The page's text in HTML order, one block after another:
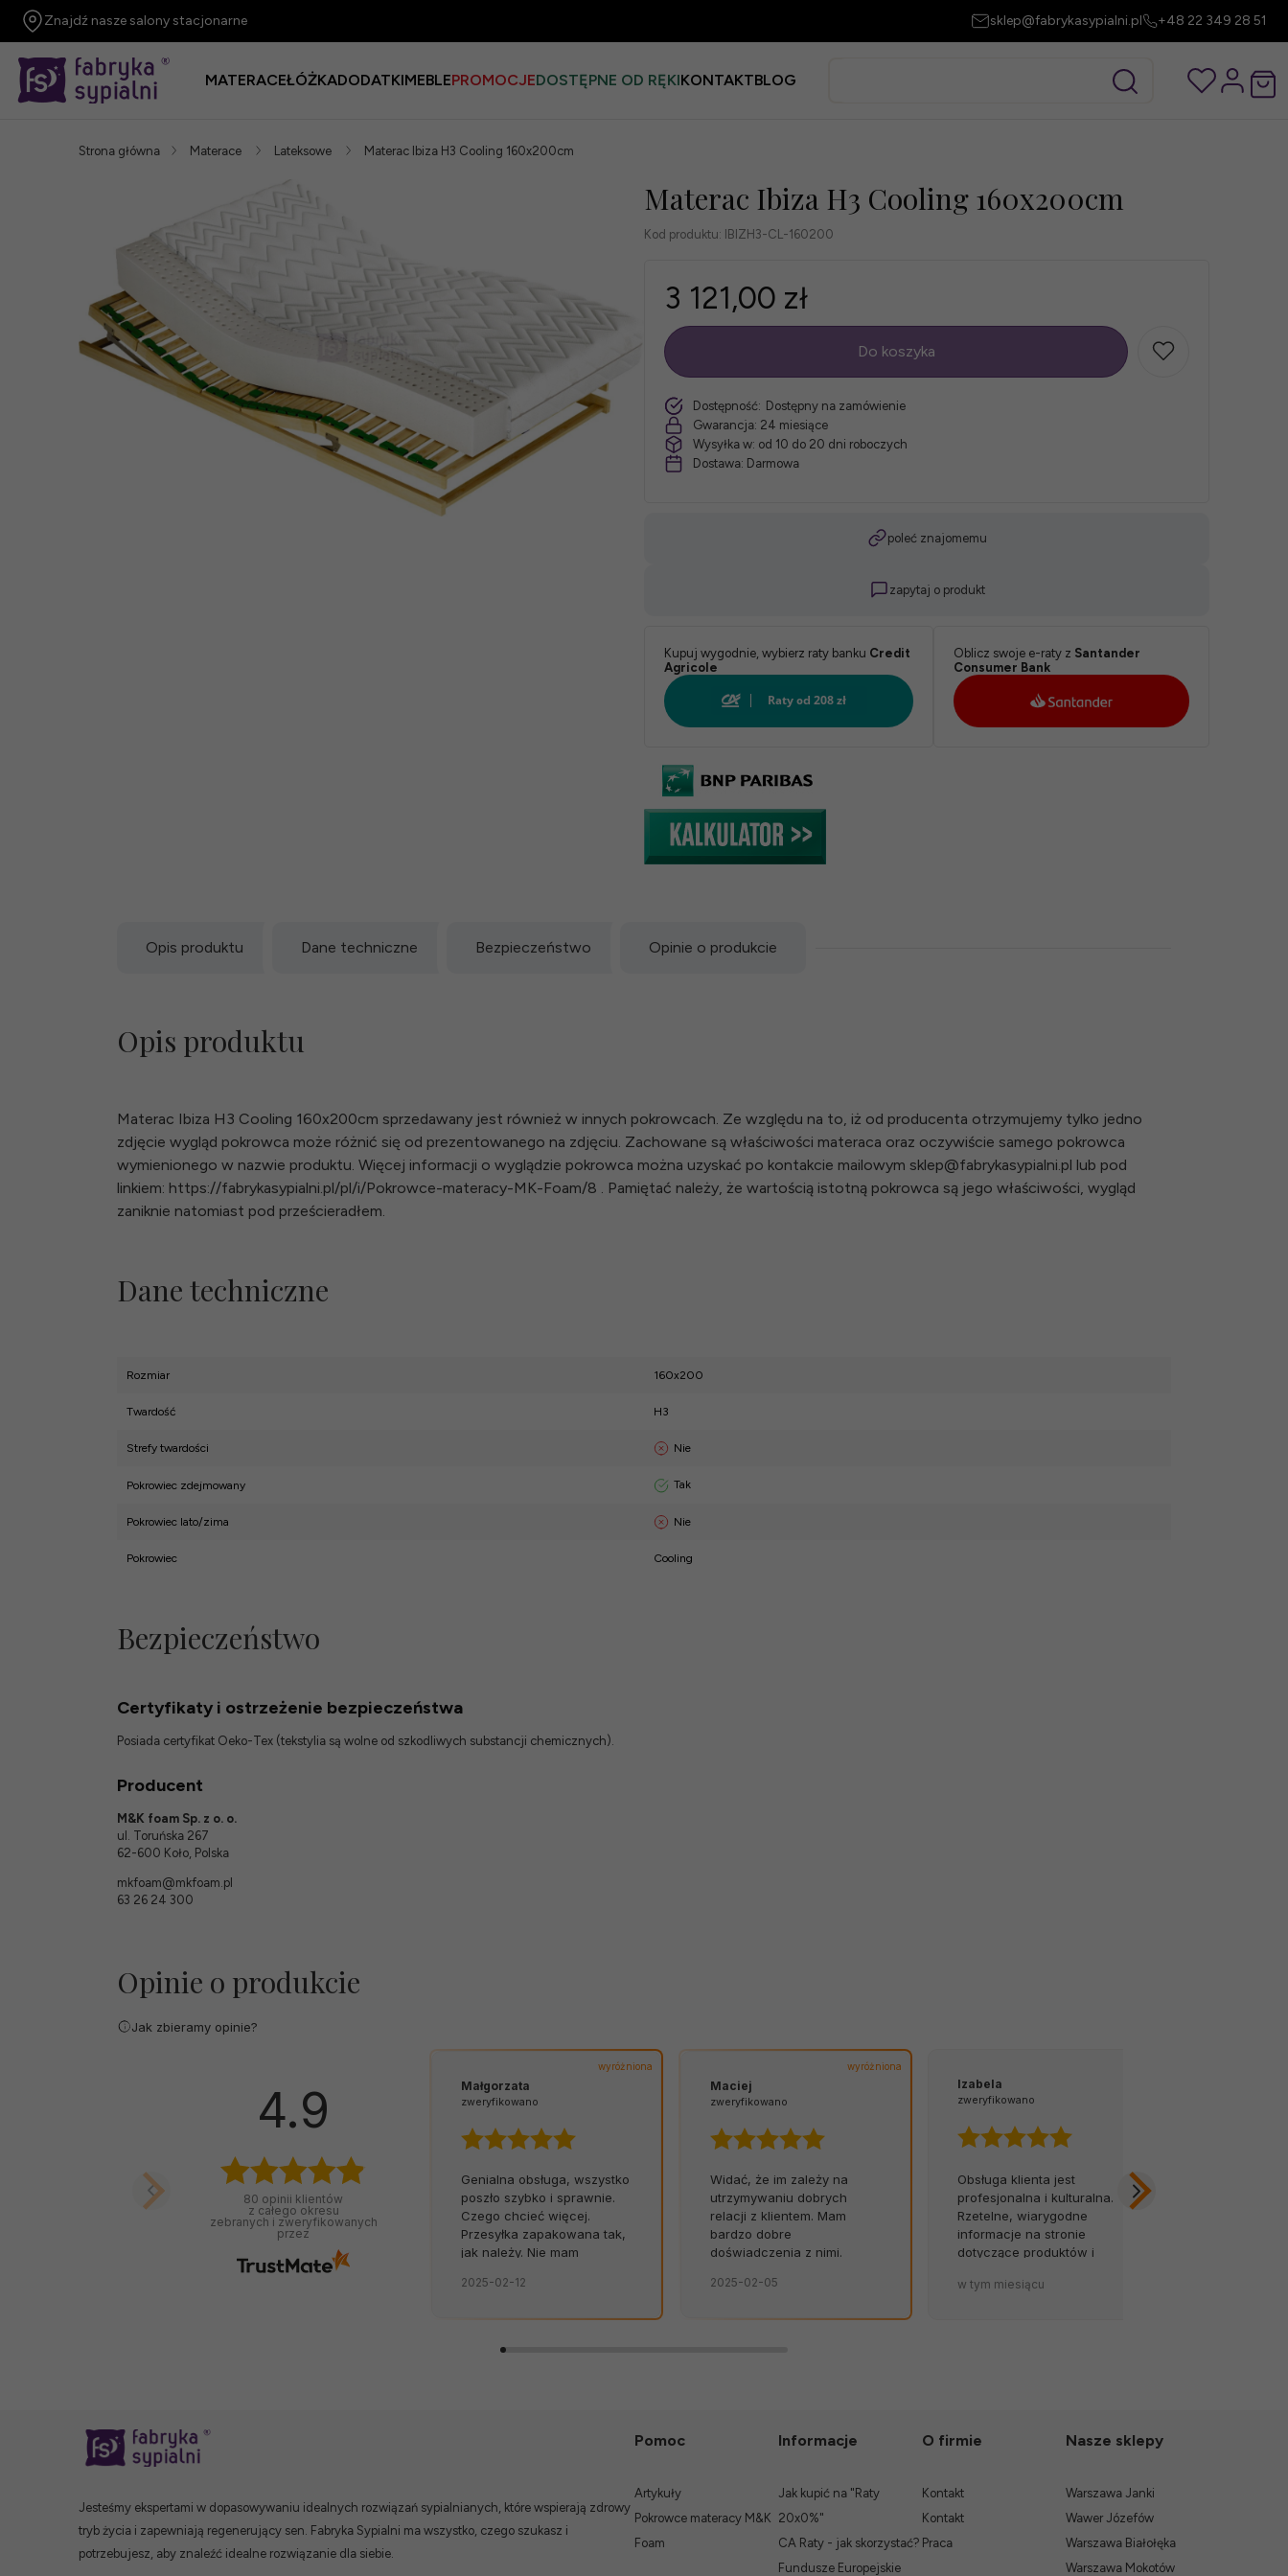
Znajdź nasze salony stacjonarne sklep@fabrykasypialni.pl +48 22 349 28 51
MATERACEŁÓŻKADODATKIMEBLEPROMOCJEDOSTĘPNE OD RĘKIKONTAKTBLOG
Strona główna Materace Lateksowe Materac Ibiza H3 Cooling 160x200cm
Materac Ibiza H3 Cooling 160x200cm
Kod produktu: IBIZH3-CL-160200
3 121,00 zł
szt.
Do koszyka
Dostępność: Dostępny na zamówienie
Gwarancja: 24 miesiące
Wysyłka w: od 10 do 20 dni roboczych
Dostawa: Darmowa
poleć znajomemu
zapytaj o produkt
Kupuj wygodnie, wybierz raty banku Credit
Agricole
Oblicz swoje e-raty z Santander
Consumer Bank
Opis produktu Dane techniczne Bezpieczeństwo Opinie o produkcie
Opis produktu
Materac Ibiza H3 Cooling 160x200cm sprzedawany jest również w innych pokrowcach. Ze względu na to, iż od producenta otrzymujemy tylko jedno
zdjęcie wygląd pokrowca może różnić się od prezentowanego na zdjęciu. Zachowane są właściwości materaca oraz oczywiście samego pokrowca
wymienionego w nazwie produktu. Więcej informacji o wyglądzie pokrowca można uzyskać po kontakcie mailowym sklep@fabrykasypialni.pl lub pod
linkiem: https://fabrykasypialni.pl/pl/i/Pokrowce-materacy-MK-Foam/8 . Pamiętać należy, że wartością istotną pokrowca są jego właściwości, wygląd
zaniknie natomiast pod prześcieradłem.
Dane techniczne
Rozmiar 160x200
Twardość H3
Strefy twardości Nie
Pokrowiec zdejmowany Tak
Pokrowiec lato/zima Nie
Pokrowiec Cooling
Bezpieczeństwo
Certyfikaty i ostrzeżenie bezpieczeństwa
Posiada certyfikat Oeko-Tex (tekstylia są wolne od szkodliwych substancji chemicznych).
Producent
M&K foam Sp. z o. o.
ul. Toruńska 267
62-600 Koło, Polska
mkfoam@mkfoam.pl
63 26 24 300
Opinie o produkcie
Jak zbieramy opinie?
4.9
80 opinii klientów
z całego okresu
zebranych i zweryfikowanych
przez
wyróżniona
Małgorzata
zweryfikowano
Genialna obsługa, wszystko
poszło szybko i sprawnie.
Czego chcieć więcej.
Przesyłka zapakowana tak,
jak należy. Nie mam
obsługa. Od razu widać, że
Zamówienie dostarczone
2025-02-12
wyróżniona
Maciej
zweryfikowano
Widać, że im zależy na
utrzymywaniu dobrych
relacji z klientem. Mam
bardzo dobre
doświadczenia z nimi.
2025-02-05
Izabela
zweryfikowano
Obsługa klienta jest
profesjonalna i kulturalna.
Rzetelne, wiarygodne
informacje na stronie
dotyczące produktów i
atut sklepu. 💪🔥
w tym miesiącu
Jesteśmy ekspertami w dopasowywaniu idealnych rozwiązań sypialnianych, które wspierają zdrowy
tryb życia i zapewniają regenerujący sen. Fabryka Sypialni ma wszystko, czego szukasz i
potrzebujesz, aby znaleźć idealne rozwiązanie dla siebie.
Pomoc
Artykuły
Pokrowce materacy M&K
Foam
Informacje
Jak kupić na "Raty
20x0%"
CA Raty - jak skorzystać?
Fundusze Europejskie
O firmie
Kontakt
Kontakt
Praca
Nasze sklepy
Warszawa Janki
Wawer Józefów
Warszawa Białołęka
Warszawa Mokotów